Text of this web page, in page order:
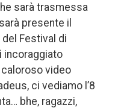
sarà trasmessa
presente il
Festival di
incoraggiato
caloroso video
ci vediamo l’8
bhe, ragazzi,